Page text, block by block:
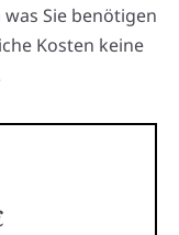
Sie benötigen
Kosten keine